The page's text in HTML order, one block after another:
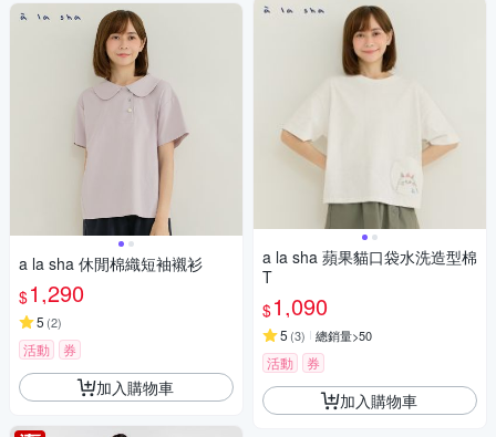
a la sha 休閒棉織短袖襯衫
$1,290
5 (2)
活動 券
加入購物車
a la sha 蘋果貓口袋水洗造型棉
T
$1,090
5 (3) 總銷量>50
活動 券
加入購物車